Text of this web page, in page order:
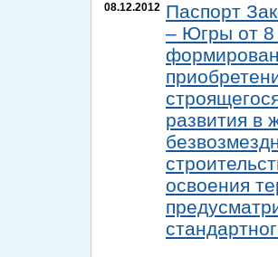
08.12.2012 Паспорт
– Югры от 8
развития в
освоения